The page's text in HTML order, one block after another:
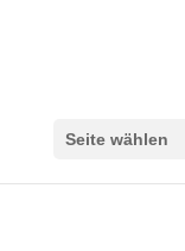
Seite wählen